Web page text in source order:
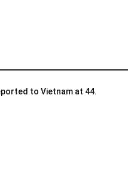
to Vietnam at 44.